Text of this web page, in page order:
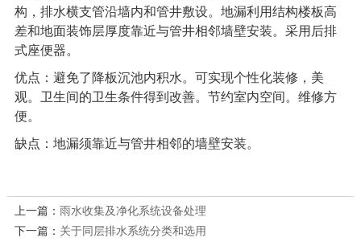
构，排水横支管沿墙内和管井敷设。地漏利用结构楼板高
差和地面装饰层厚度靠近与管井相邻墙壁安装。采用后排
式座便器。
优点：避免了降板沉池内积水。可实现个性化装修，美
观。卫生间的卫生条件得到改善。节约室内空间。维修方
便。
缺点：地漏须靠近与管井相邻的墙壁安装。
上一篇： 雨水收集及净化系统设备处理
下一篇： 关于同层排水系统分类和选用